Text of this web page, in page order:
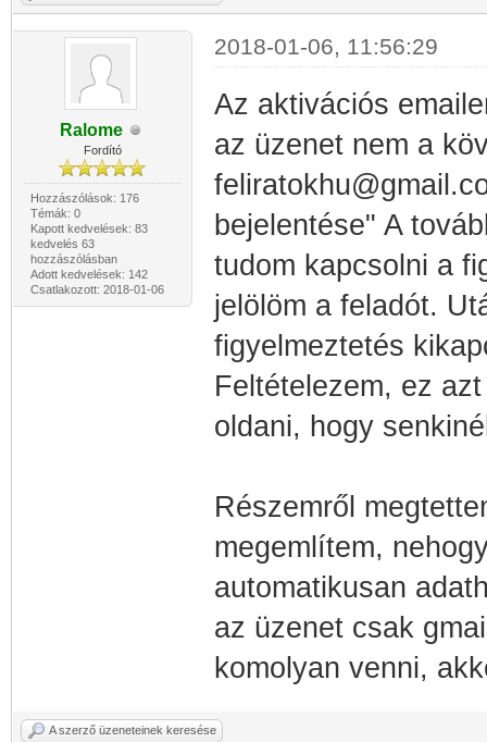
Ralome
Fordító
Hozzászólások: 176
Témák: 0
Kapott kedvelések: 83
kedvelés 63
hozzászólásban
Adott kedvelések: 142
Csatlakozott: 2018-01-06
2018-01-06, 11:56:29
Az aktivációs
az üzenet nem a
bejelentése" A
tudom kapcsolni a
jelölöm a feladót.
figyelmeztetés
Feltételezem, ez
oldani, hogy
Részemről
megemlítem,
automatikusan
az üzenet csak
komolyan venni,
A szerző üzeneteinek keresése